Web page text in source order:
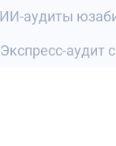
ИИ-аудиты
Экспресс-аудит